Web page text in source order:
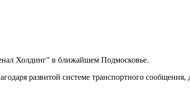
Холдинг" в ближайшем Подмосковье.
развитой системе транспортного сообщения,